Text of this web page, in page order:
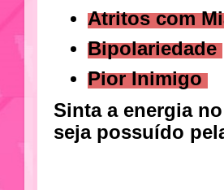
Atritos com
Bipolariedade
Pior Inimigo
Sinta a energia
seja possuído